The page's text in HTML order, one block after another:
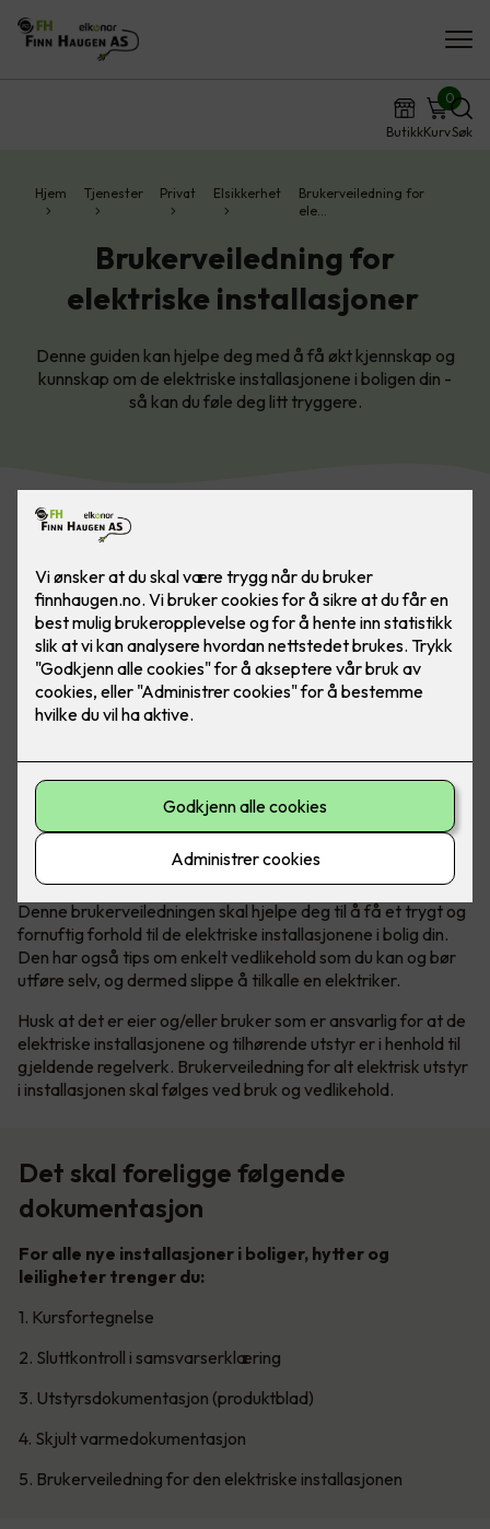
ButikkKurv
0
Søk
Hjem Tjenester Privat Elsikkerhet
Brukerveiledning for
ele…
Brukerveiledning for
elektriske installasjoner
Denne guiden kan hjelpe deg med å få økt kjennskap og
kunnskap om de elektriske installasjonene i boligen din -
så kan du føle deg litt tryggere.
for det elektriske anlegget
Boligen er sannsynligvis den største investeringen du har, og
det er viktig for deg og dine at den har et sikkert, pålitelig og
komfortabelt elektrisk anlegg.
Denne brukerveiledningen skal hjelpe deg til å få et trygt og
fornuftig forhold til de elektriske installasjonene i bolig din.
Den har også tips om enkelt vedlikehold som du kan og bør
utføre selv, og dermed slippe å tilkalle en elektriker.
Husk at det er eier og/eller bruker som er ansvarlig for at de
elektriske installasjonene og tilhørende utstyr er i henhold til
gjeldende regelverk. Brukerveiledning for alt elektrisk utstyr
i installasjonen skal følges ved bruk og vedlikehold.
Det skal foreligge følgende
dokumentasjon
For alle nye installasjoner i boliger, hytter og
leiligheter trenger du:
1. Kursfortegnelse
2. Sluttkontroll i samsvarserklæring
3. Utstyrsdokumentasjon (produktblad)
4. Skjult varmedokumentasjon
5. Brukerveiledning for den elektriske installasjonen